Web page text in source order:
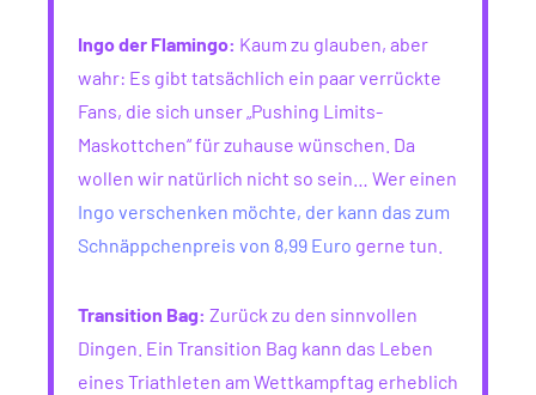
Ingo der Flamingo: Kaum zu glauben, aber
wahr: Es gibt tatsächlich ein paar verrückte
Fans, die sich unser „Pushing Limits-
Maskottchen“ für zuhause wünschen. Da
wollen wir natürlich nicht so sein… Wer einen
Ingo verschenken möchte, der kann das zum
Schnäppchenpreis von 8,99 Euro gerne tun.
Transition Bag: Zurück zu den sinnvollen
Dingen. Ein Transition Bag kann das Leben
eines Triathleten am Wettkampftag erheblich